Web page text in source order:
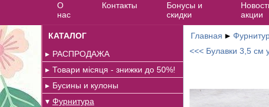
О
нас
Контакты
Бонусы и
скидки
акции
КАТАЛОГ
РАСПРОДАЖА
Товари місяця - знижки до 50%!
Бусины и кулоны
Фурнитура
Главная ►
<<< Булавки 3,5 см